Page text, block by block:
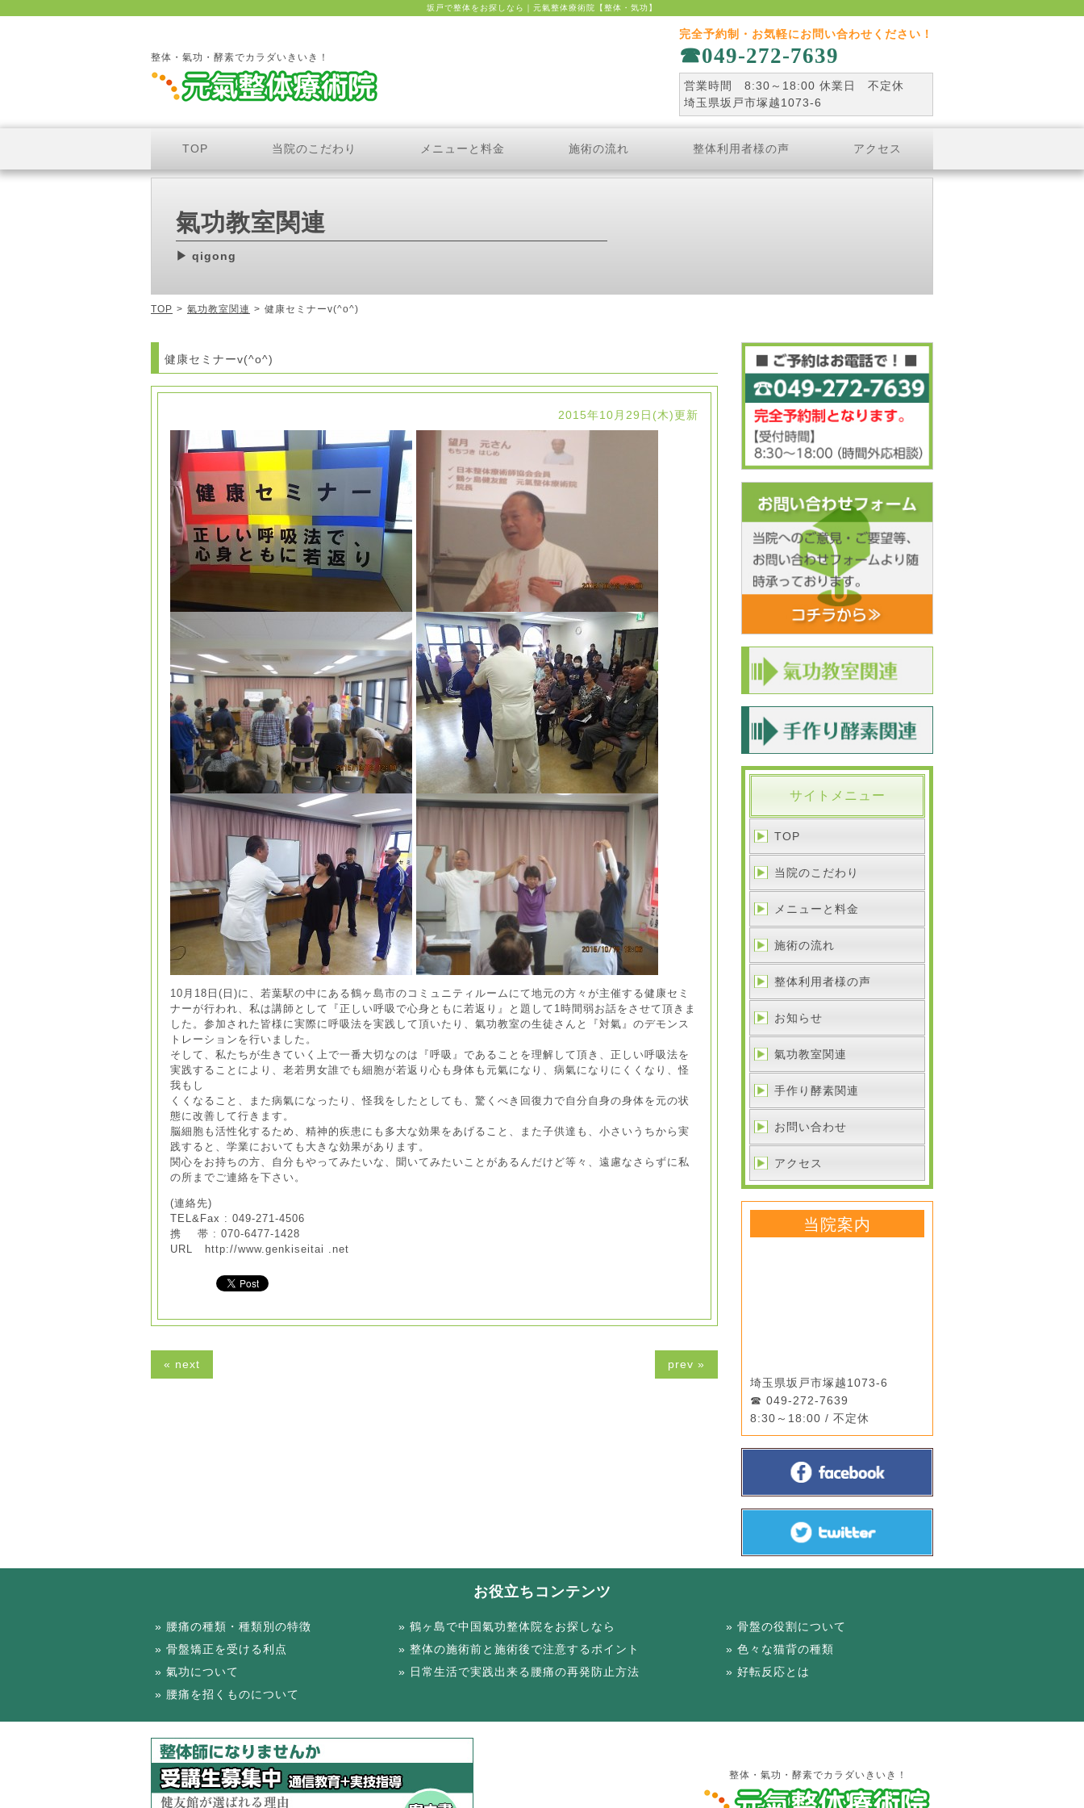
坂戸で整体をお探しなら｜元氣整体療術院【整体・気功】
整体・氣功・酵素でカラダいきいき！
完全予約制・お気軽にお問い合わせください！
049-272-7639
営業時間 8:30～18:00 休業日 不定休
埼玉県坂戸市塚越1073-6
TOP 当院のこだわり メニューと料金 施術の流れ 整体利用者様の声 アクセス
氣功教室関連
qigong
TOP > 氣功教室関連 > 健康セミナーv(^o^)
健康セミナーv(^o^)
2015年10月29日(木)更新
10月18日(日)に、若葉駅の中にある鶴ヶ島市のコミュニティルームにて地元の方々が主催する健康セミ
ナーが行われ、私は講師として『正しい呼吸で心身ともに若返り』と題して1時間弱お話をさせて頂きま
した。参加された皆様に実際に呼吸法を実践して頂いたり、氣功教室の生徒さんと『対氣』のデモンス
トレーションを行いました。
そして、私たちが生きていく上で一番大切なのは『呼吸』であることを理解して頂き、正しい呼吸法を
実践することにより、老若男女誰でも細胞が若返り心も身体も元氣になり、病氣になりにくくなり、怪
我もし
くくなること、また病氣になったり、怪我をしたとしても、驚くべき回復力で自分自身の身体を元の状
態に改善して行きます。
脳細胞も活性化するため、精神的疾患にも多大な効果をあげること、また子供達も、小さいうちから実
践すると、学業においても大きな効果があります。
関心をお持ちの方、自分もやってみたいな、聞いてみたいことがあるんだけど等々、遠慮なさらずに私
の所までご連絡を下さい。
(連絡先)
TEL&Fax : 049-271-4506
携 帯 : 070-6477-1428
URL http://www.genkiseitai .net
« next prev »
サイトメニュー
TOP
当院のこだわり
メニューと料金
施術の流れ
整体利用者様の声
お知らせ
氣功教室関連
手作り酵素関連
お問い合わせ
アクセス
当院案内
埼玉県坂戸市塚越1073-6
049-272-7639
8:30～18:00 / 不定休
お役立ちコンテンツ
腰痛の種類・種類別の特徴
骨盤矯正を受ける利点
氣功について
腰痛を招くものについて
鶴ヶ島で中国氣功整体院をお探しなら
整体の施術前と施術後で注意するポイント
日常生活で実践出来る腰痛の再発防止方法
骨盤の役割について
色々な猫背の種類
好転反応とは
整体・氣功・酵素でカラダいきいき！